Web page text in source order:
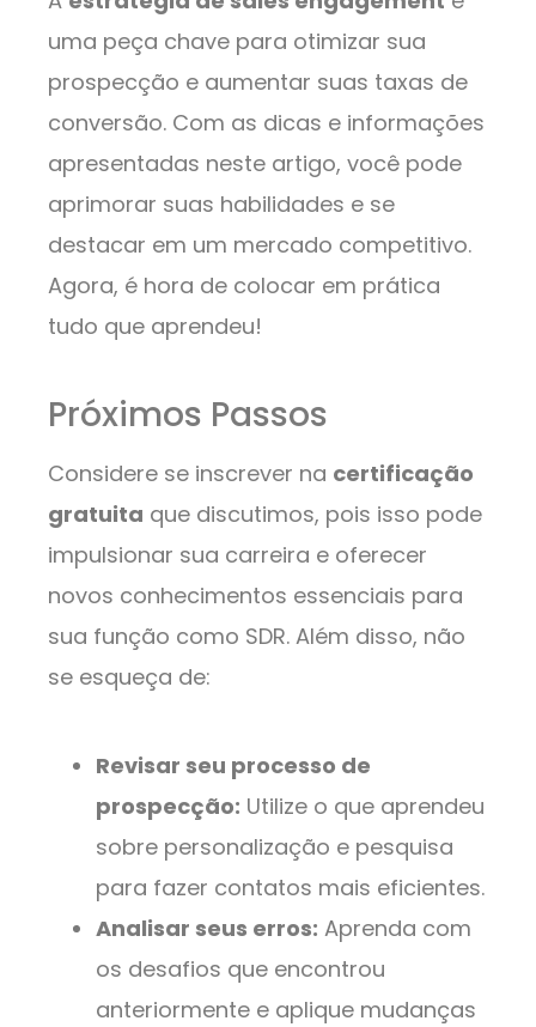
uma peça chave para otimizar sua
prospecção e aumentar suas taxas de
conversão. Com as dicas e informações
apresentadas neste artigo, você pode
aprimorar suas habilidades e se
destacar em um mercado competitivo.
Agora, é hora de colocar em prática
tudo que aprendeu!
Próximos Passos
Considere se inscrever na certificação
gratuita que discutimos, pois isso pode
impulsionar sua carreira e oferecer
novos conhecimentos essenciais para
sua função como SDR. Além disso, não
se esqueça de:
Revisar seu processo de
prospecção: Utilize o que aprendeu
sobre personalização e pesquisa
para fazer contatos mais eficientes.
Analisar seus erros: Aprenda com
os desafios que encontrou
anteriormente e aplique mudanças